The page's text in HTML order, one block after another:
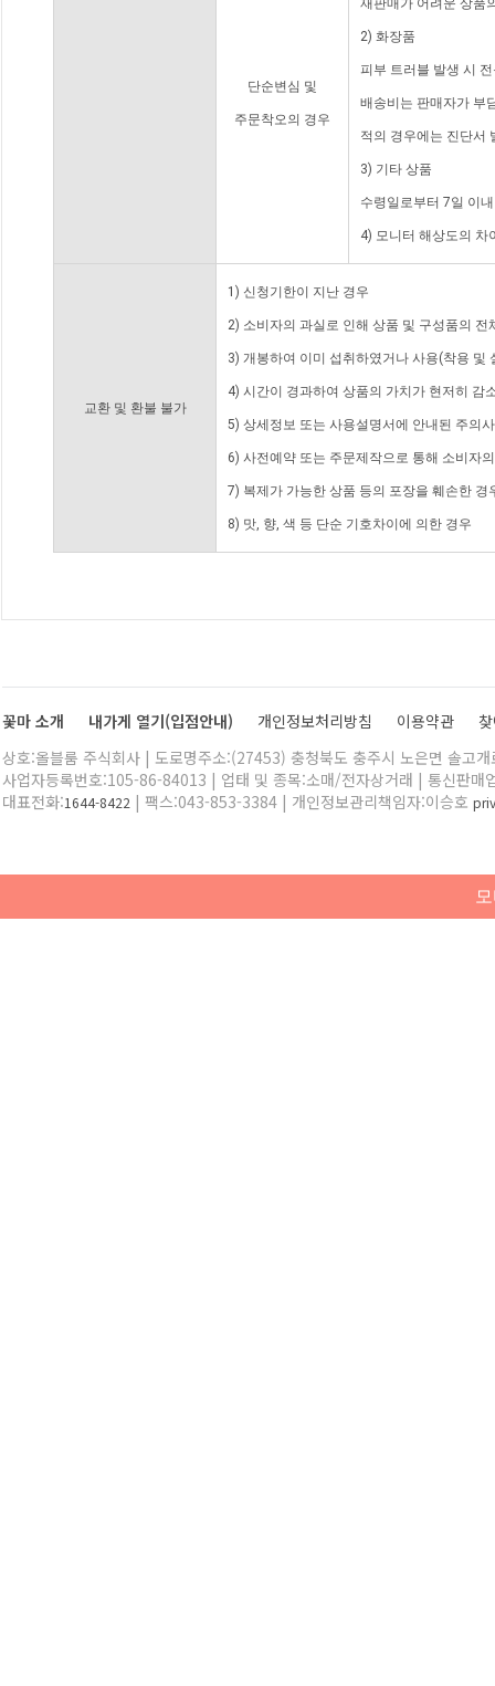
단순변심 및
주문착오의 경우
재판매가 어려운 상품
2) 화장품
피부 트러블 발생 시
배송비는 판매자가 부
적의 경우에는 진단서
3) 기타 상품
수령일로부터 7일 이
4) 모니터 해상도의 차
교환 및 환불 불가
1) 신청기한이 지난 경우
2) 소비자의 과실로 인해 상품 및 구성품의
3) 개봉하여 이미 섭취하였거나 사용(착용 및
4) 시간이 경과하여 상품의 가치가 현저히 감
5) 상세정보 또는 사용설명서에 안내된 주의
6) 사전예약 또는 주문제작으로 통해 소비자
7) 복제가 가능한 상품 등의 포장을 훼손한 경
8) 맛, 향, 색 등 단순 기호차이에 의한 경우
꽃마 소개 내가게 열기(입점안내) 개인정보처리방침 이용약관
상호:올블룸 주식회사 | 도로명주소:(27453) 충청북도 충주시 노은면 솔고
사업자등록번호:105-86-84013 | 업태 및 종목:소매/전자상거래 | 통신판매
대표전화:1644-8422 | 팩스:043-853-3384 | 개인정보관리책임자:이승호